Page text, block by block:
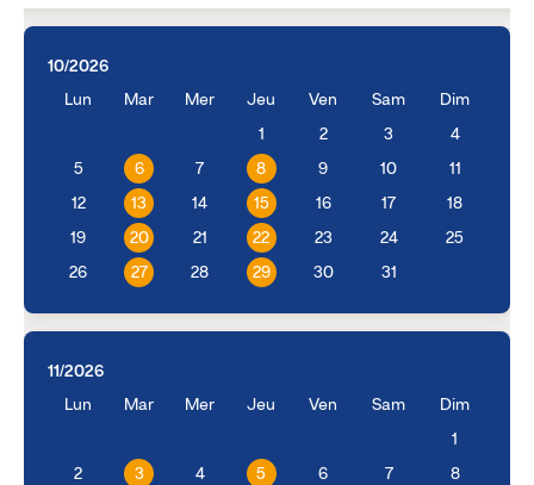
10/2026
Lun
Mar Mer Jeu Ven Sam Dim
1 2 3 4
5 6 7 8 9 10 11
12 13 14 15 16 17 18
19 20 21 22 23 24 25
26 27 28 29 30 31
11/2026
Lun
Mar Mer Jeu Ven Sam Dim
1
2 3 4 5 6 7 8